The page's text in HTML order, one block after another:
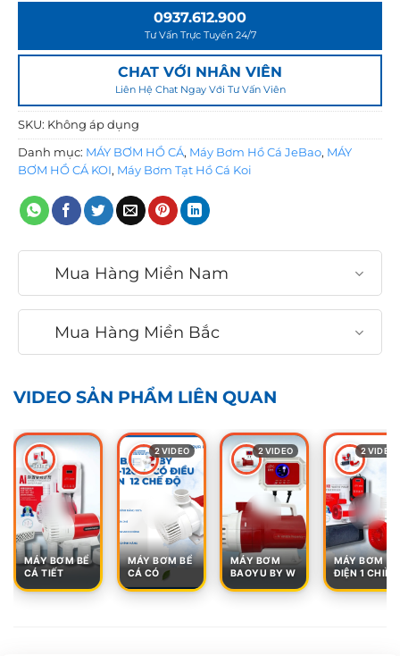
3
6
0
0
0937.612.900
Tư Vấn Trực Tuyến 24/7
CHAT VỚI NHÂN VIÊN
Liên Hệ Chat Ngay Với Tư Vấn Viên
SKU: Không áp dụng
Danh mục: MÁY BƠM HỒ CÁ, Máy Bơm Hồ Cá JeBao, MÁY
BƠM HỒ CÁ KOI, Máy Bơm Tạt Hồ Cá Koi
Mua Hàng Miền Nam
Mua Hàng Miền Bắc
VIDEO SẢN PHẨM LIÊN QUAN
MÁY BƠM BỂ
CÁ TIẾT
2 VIDEO
MÁY BƠM BỂ
CÁ CÓ
2 VIDEO
MÁY BƠM
BAOYU BY W
2 VIDEO
MÁY BƠM
ĐIỆN 1 CHIỀU